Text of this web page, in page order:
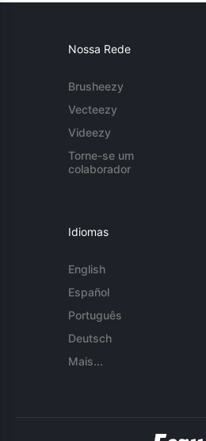
Nossa Rede
Brusheezy
Vecteezy
Videezy
Torne-se um
colaborador
Idiomas
English
Español
Português
Deutsch
Mais...